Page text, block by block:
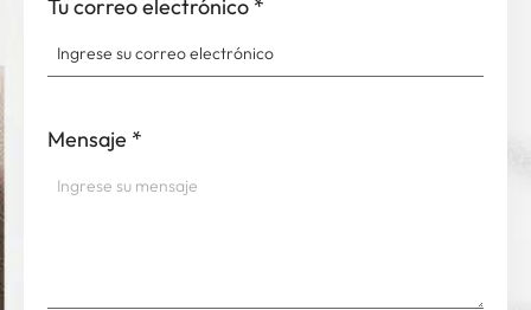
Tu correo electrónico *
Mensaje *